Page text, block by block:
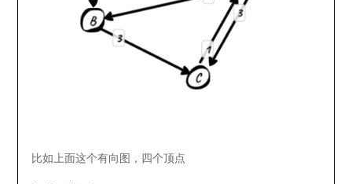
比如上面这个有向图，四个顶点